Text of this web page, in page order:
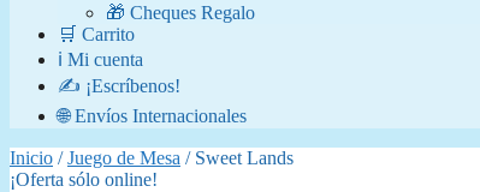
🎁 Cheques Regalo
🛒 Carrito
ℹ️ Mi cuenta
✍️ ¡Escríbenos!
🌐 Envíos Internacionales
Inicio /Juego de Mesa / Sweet Lands
¡Oferta sólo online!